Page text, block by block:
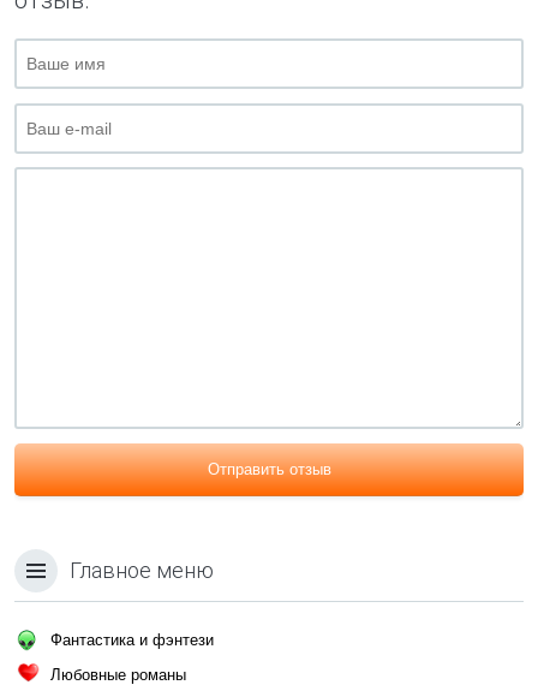
Отправить отзыв
Главное меню
Фантастика и фэнтези
Любовные романы